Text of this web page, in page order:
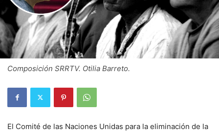
Composición SRRTV. Otilia Barreto.
El Comité de las Naciones Unidas para la eliminación de la